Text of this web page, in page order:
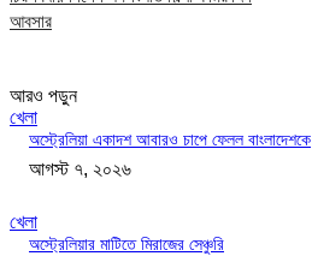
আবসার
আরও পড়ুন
খেলা
অস্ট্রেলিয়া একাদশ আবারও চাপে ফেলল বাংলাদেশকে
আগস্ট ৭, ২০২৬
খেলা
অস্ট্রেলিয়ার মাটিতে মিরাজের সেঞ্চুরি